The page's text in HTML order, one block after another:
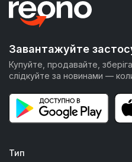
Завантажуйте
Купуйте, продавайте,
слідкуйте за новинами —
Тип